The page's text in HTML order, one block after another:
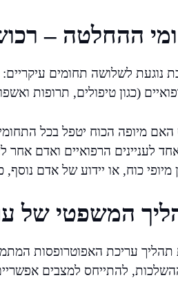
ההחלטה –
לשלושה תחומים עיקריים:
(כגון טיפולים, תרופות
מיופה הכוח יטפל בכל
לעניינים הרפואיים ואדם אחר
כוח, או יידוע של אדם נוסף,
המשפטי של
תהליך עריכת האפוטרופסות
להתייחס למצבים